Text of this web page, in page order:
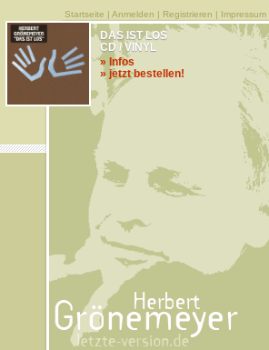
Startseite | Anmelden | Registrieren | Impressum
DAS IST LOS
CD / VINYL
» Infos
» jetzt bestellen!